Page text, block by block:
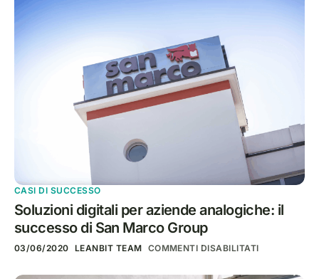
CASI DI SUCCESSO
Soluzioni digitali per aziende analogiche: il
successo di San Marco Group
03/06/2020 LEANBIT TEAM COMMENTI DISABILITATI